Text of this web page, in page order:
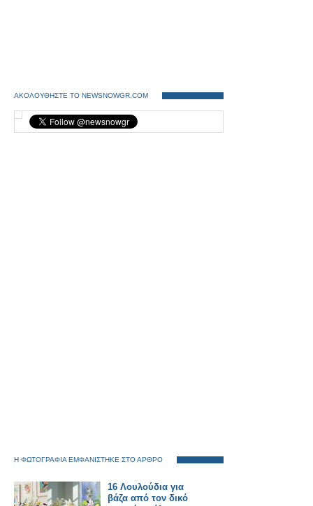
ΑΚΟΛΟΥΘΗΣΤΕ ΤΟ NEWSNOWGR.COM
Η ΦΩΤΟΓΡΑΦΙΑ ΕΜΦΑΝΙΣΤΗΚΕ ΣΤΟ ΑΡΘΡΟ
16 Λουλούδια για
βάζα από τον δικό